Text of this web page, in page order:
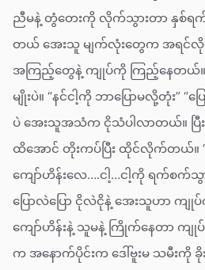
ညီမနဲ့ တွံတေးကို လိုက်သွားတာ နှစ်ရက်ရှိ
တယ် အေးသူ မျက်လုံးတွေက အရင်လို
အကြည့်တွေနဲ့ ကျုပ်ကို ကြည့်နေတယ်။
မျိုးပဲ။ “နင်ငါ့ကို ဘာပြောမလို့တုံး” “ပြ
ပဲ အေးသူအသံက ငိုသံပါလာတယ်။ ပြီ
ထိအောင် တိုးကပ်ပြီး ထိုင်လိုက်တယ်။ “
ကျော်ဟိန်းလေ….ငါ့…ငါ့ကို ရက်စက်
ပြောလဲပြော ငိုလဲငိုနဲ့ အေးသူဟာ ကျု
ကျော်ဟိန်းနဲ့ သူမနဲ့ ကြိုက်နေတာ က
က အနောက်ပိုင်းက ဒေါ်ဗူးမ သမီးကို ခိုး